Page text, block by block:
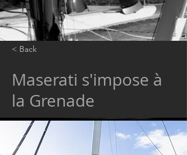
< Back
Maserati s'impose à
la Grenade